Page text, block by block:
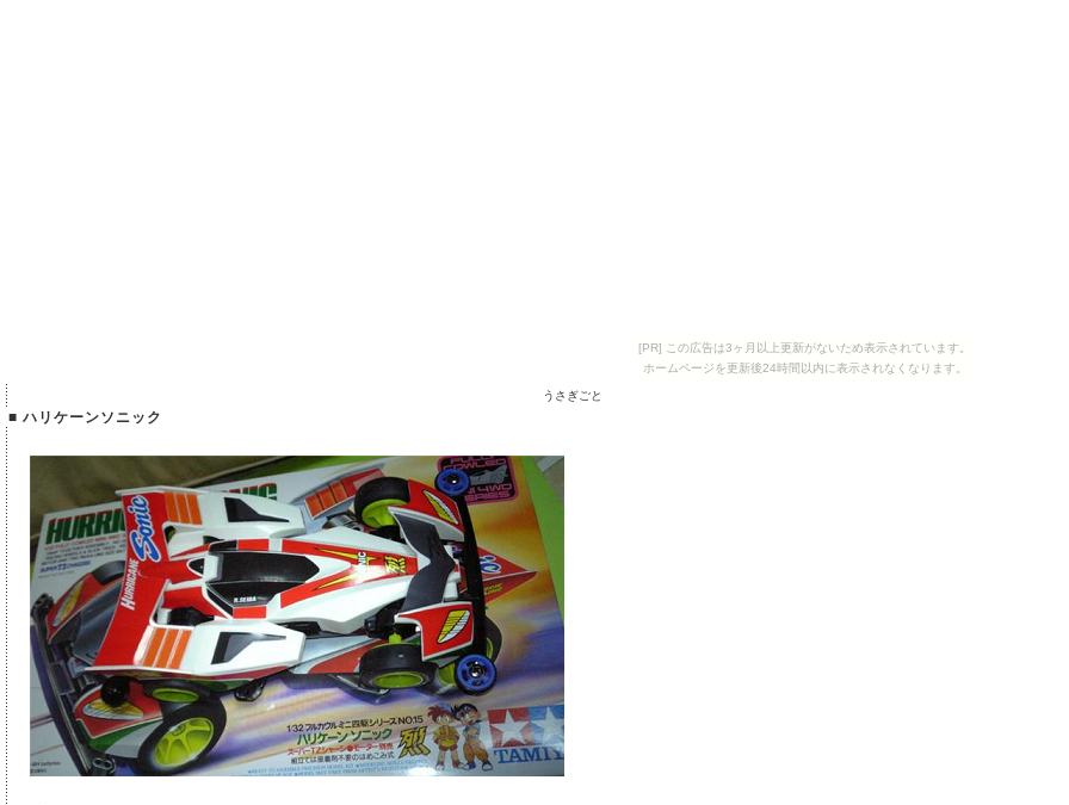
[PR] この広告は3ヶ月以上更新がないため表示されています。
ホームページを更新後24時間以内に表示されなくなります。
うさぎごと
■ ハリケーンソニック